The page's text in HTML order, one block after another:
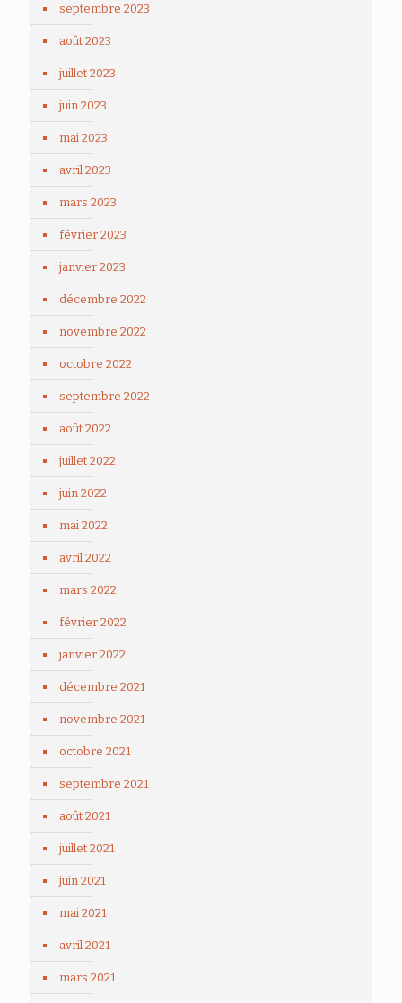
septembre 2023
août 2023
juillet 2023
juin 2023
mai 2023
avril 2023
mars 2023
février 2023
janvier 2023
décembre 2022
novembre 2022
octobre 2022
septembre 2022
août 2022
juillet 2022
juin 2022
mai 2022
avril 2022
mars 2022
février 2022
janvier 2022
décembre 2021
novembre 2021
octobre 2021
septembre 2021
août 2021
juillet 2021
juin 2021
mai 2021
avril 2021
mars 2021